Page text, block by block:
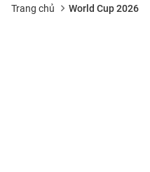
Trang chủ World Cup 2026